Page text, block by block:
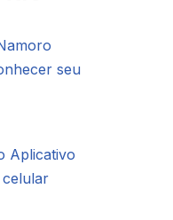
seu
Aplicativo